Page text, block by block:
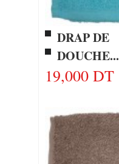
DRAP DE
DOUCHE...
19,000 DT